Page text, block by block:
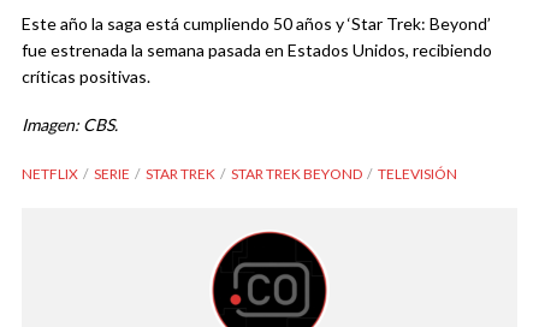
Este año la saga está cumpliendo 50 años y ‘Star Trek: Beyond’
fue estrenada la semana pasada en Estados Unidos, recibiendo
críticas positivas.
Imagen: CBS.
NETFLIX SERIE STAR TREK STAR TREK BEYOND TELEVISIÓN